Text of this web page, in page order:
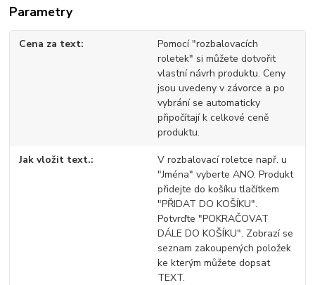
Parametry
Cena za text
Pomocí "rozbalovacích
roletek" si můžete dotvořit
vlastní návrh produktu. Ceny
jsou uvedeny v závorce a po
vybrání se automaticky
připočítají k celkové ceně
produktu.
Jak vložit text.
V rozbalovací roletce např. u
"Jména" vyberte ANO. Produkt
přidejte do košíku tlačítkem
"PŘIDAT DO KOŠÍKU".
Potvrďte "POKRAČOVAT
DÁLE DO KOŠÍKU". Zobrazí se
seznam zakoupených položek
ke kterým můžete dopsat
TEXT.